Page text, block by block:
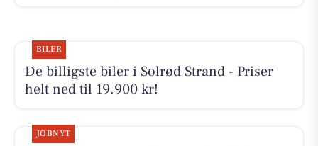
BILER
De billigste biler i Solrød Strand - Priser
helt ned til 19.900 kr!
JOBNYT